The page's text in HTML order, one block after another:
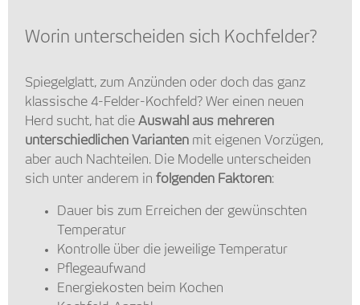
Worin unterscheiden sich Kochfelder?
Spiegelglatt, zum Anzünden oder doch das ganz
klassische 4-Felder-Kochfeld? Wer einen neuen
Herd sucht, hat dieAuswahl aus mehreren
unterschiedlichen Varianten mit eigenen Vorzügen,
aber auch Nachteilen. Die Modelle unterscheiden
sich unter anderem infolgenden Faktoren:
Dauer bis zum Erreichen der gewünschten
Temperatur
Kontrolle über die jeweilige Temperatur
Pflegeaufwand
Energiekosten beim Kochen